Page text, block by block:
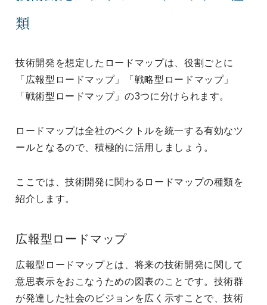
類
技術開発を想定したロードマップは、役割ごとに
「広報型ロードマップ」「戦略型ロードマップ」
「戦術型ロードマップ」の3つに分けられます。
ロードマップは全社のベクトルを統一する有効なツ
ールとなるので、積極的に活用しましょう。
ここでは、技術開発に関わるロードマップの種類を
紹介します。
広報型ロードマップ
広報型ロードマップとは、将来の技術開発に関して
意思表示をおこなうための図表のことです。技術群
が発達した社会のビジョンを広く示すことで、技術